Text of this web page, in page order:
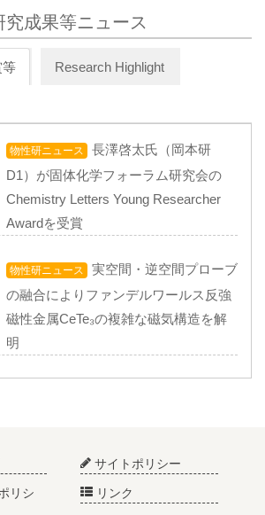
成果等ニュース
等 Research Highlight
物性研ニュース
長澤啓太氏（岡本研
D1）が固体化学フォーラム研究会の
Chemistry Letters Young Researcher
Awardを受賞
物性研ニュース
実空間・逆空間プローブ
の融合によりファンデルワールス反強
磁性金属CeTe₃の複雑な磁気構造を解
明
物性研ニュース
小島慶太特任研究員（岡
サイトポリシー
リシ
リンク